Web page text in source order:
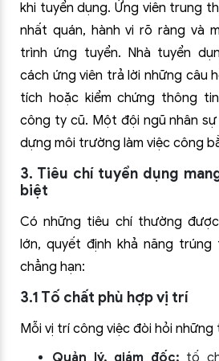
khi tuyển dụng. Ứng viên trung
nhất quán, hành vi rõ ràng và
trình ứng tuyển. Nhà tuyển
cách ứng viên trả lời những câu
tích hoặc kiểm chứng thông
công ty cũ. Một đội ngũ nhân
dựng môi trường làm việc công
3. Tiêu chí tuyển dụng
biệt
Có những tiêu chí thường
lớn, quyết định khả năng trúng
chẳng hạn:
3.1 Tố chất phù hợp vị trí
Mỗi vị trí công việc đòi hỏi
Quản lý, giám đốc: tố